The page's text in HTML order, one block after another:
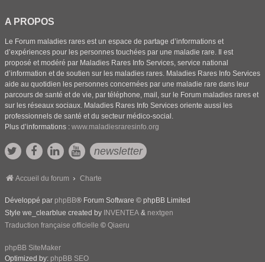
A PROPOS
Le Forum maladies rares est un espace de partage d’informations et
d’expériences pour les personnes touchées par une maladie rare. Il est
proposé et modéré par Maladies Rares Info Services, service national
d’information et de soutien sur les maladies rares. Maladies Rares Info Services
aide au quotidien les personnes concernées par une maladie rare dans leur
parcours de santé et de vie, par téléphone, mail, sur le Forum maladies rares et
sur les réseaux sociaux. Maladies Rares Info Services oriente aussi les
professionnels de santé et du secteur médico-social.
Plus d’informations : www.maladiesraresinfo.org
newsletter
Accueil du forum Charte
Développé par phpBB® Forum Software © phpBB Limited
Style we_clearblue created by INVENTEA & nextgen
Traduction française officielle © Qiaeru
phpBB SiteMaker
Optimized by: phpBB SEO